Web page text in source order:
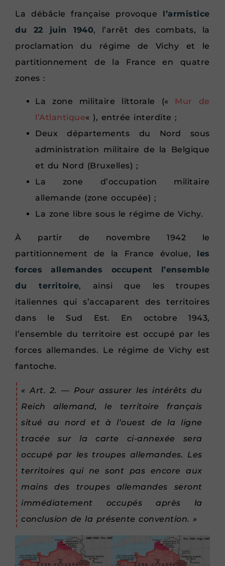
La débâcle française provoque l’armistice
du 22 juin 1940, l’arrêt des combats, la
proclamation du régime de Vichy et le
partitionnement de la France en quatre
zones :
La zone militaire littorale (« Mur de
l’Atlantique« ), entrée interdite ;
Deux départements du Nord sous
administration militaire de la Belgique
et du Nord (Bruxelles) ;
La zone d’occupation militaire
allemande (zone occupée) ;
La zone libre sous le régime de Vichy.
À partir de novembre 1942 le
partitionnement de la France évolue, les
forces allemandes occupent l’ensemble
du territoire, ainsi que les troupes
italiennes qui s’accaparent des territoires
dans le Sud Est. En octobre 1943,
l’ensemble du territoire est occupé par les
forces allemandes. Le régime de Vichy est
fantoche.
« Art. 2. — Pour assurer les intérêts du
Reich allemand, le territoire français
situé au nord et à l’ouest de la ligne
tracée sur la carte ci-annexée sera
occupé par les troupes allemandes. Les
territoires qui ne sont pas encore aux
mains des troupes allemandes seront
immédiatement occupés après la
conclusion de la présente convention. »